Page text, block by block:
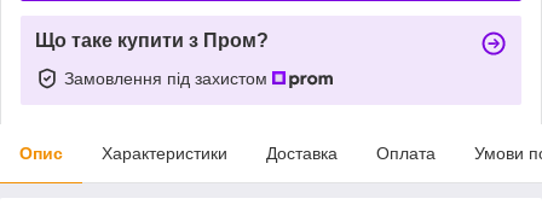
Що таке купити з Пром?
Замовлення під захистом
Опис Характеристики Доставка Оплата Умови